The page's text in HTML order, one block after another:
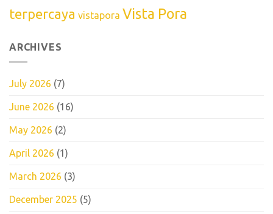
terpercaya vistapora Vista Pora
ARCHIVES
July 2026 (7)
June 2026 (16)
May 2026 (2)
April 2026 (1)
March 2026 (3)
December 2025 (5)